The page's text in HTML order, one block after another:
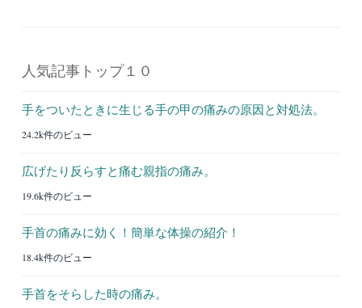
人気記事トップ１０
手をついたときに生じる手の甲の痛みの原因と対処法。
24.2k件のビュー
広げたり反らすと痛む親指の痛み。
19.6k件のビュー
手首の痛みに効く！簡単な体操の紹介！
18.4k件のビュー
手首をそらした時の痛み。